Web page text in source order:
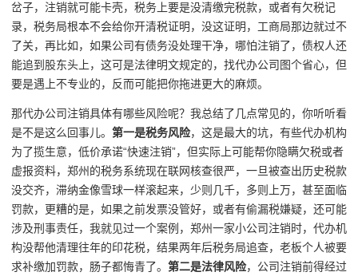
岔子，注销就可能卡壳，税务上要是没清缴完税款，或者有欠税记
录，税务局根本不会给你开清税证明，没这证明，工商局那边就过不
了关，再比如，如果公司有债务没处理干净，哪怕注销了，债权人还
能追到股东头上，这可是法律明文规定的，找代办公司图个省心，但
要是遇上不专业的，反而可能把你拖进更大的麻烦。
那代办公司注销具体有哪些风险呢？我总结了几点常见的，你听听看
是不是这么回事儿。 第一是税务风险，这是最大的坑，有些代办机构
为了揽生意，低价承诺“快速注销”，但实际上可能帮你隐瞒欠税或者
虚报资料，郑州的税务系统现在联网核查很严，一旦被查出历史税款
没交齐，滞纳金像雪球一样滚起来，少则几千，多则上万，甚至面临
罚款，更糟的是，如果之前发票没管好，或者有偷漏税嫌疑，还可能
涉及刑事责任，我就见过一个案例，郑州一家小公司注销时，代办机
构没帮他清理往年的印花税，结果两年后税务局追查，老板个人被要
求补缴加罚款，肠子都悔青了。 第二是法律风险，公司注销前得经过